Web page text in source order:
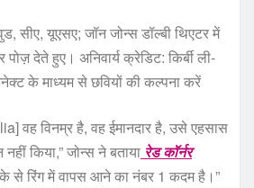
सीए, यूएसए; जॉन जोन्स डॉल्बी थिएटर में
पोज़ देते हुए। अनिवार्य क्रेडिट: किर्बी ली-
के माध्यम से छवियों की कल्पना करें
वह विनम्र है, वह ईमानदार है, उसे एहसास
किया,” जोन्स ने बताया रेड कॉर्नर
से रिंग में वापस आने का नंबर 1 कदम है।”